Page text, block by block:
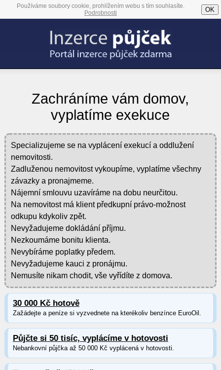
Používáme soubory cookie, prohlížením webu s tím souhlasíte.
Podrobnosti
OK
Zachráníme vám domov,
vyplatíme exekuce
Specializujeme se na vyplácení exekucí a oddlužení
nemovitosti.
Zadluženou nemovitost vykoupíme, vyplatíme všechny
závazky a pronajmeme.
Nájemní smlouvu uzavíráme na dobu neurčitou.
Na nemovitost má klient předkupní právo-možnost
odkupu kdykoliv zpět.
Nevyžadujeme dokládání příjmu.
Nezkoumáme bonitu klienta.
Nevybíráme poplatky předem.
Nevyžadujeme kauci z pronájmu.
Nemusíte nikam chodit, vše vyřídíte z domova.
30 000 Kč hotově
Zažádejte a peníze si vyzvednete na kterékoliv benzínce EuroOil.
Půjčte si 50 tisíc, vyplácíme v hotovosti
Nebankovní půjčka až 50 000 Kč vyplácená v hotovosti.